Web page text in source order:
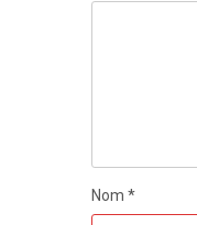
Nom *